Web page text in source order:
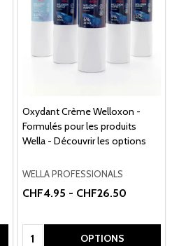
Oxydant Crème Welloxon -
Formulés pour les produits
Wella - Découvrir les options
WELLA PROFESSIONALS
CHF4.95 - CHF26.50
Quantité: OPTIONS